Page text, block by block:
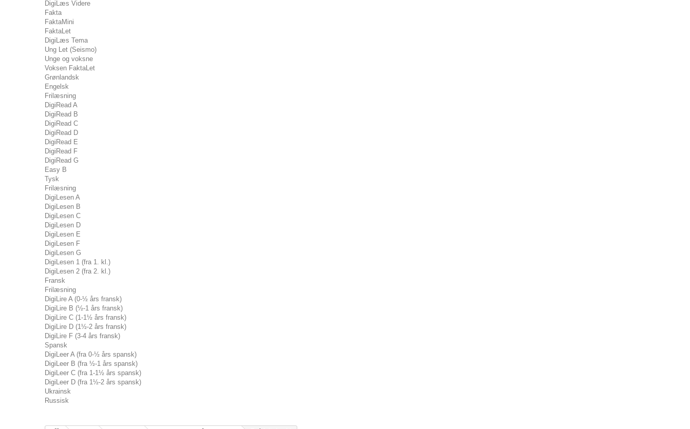
DigiLæs Videre
Fakta
FaktaMini
FaktaLet
DigiLæs Tema
Ung Let (Seismo)
Unge og voksne
Voksen FaktaLet
Grønlandsk
Engelsk
Frilæsning
DigiRead A
DigiRead B
DigiRead C
DigiRead D
DigiRead E
DigiRead F
DigiRead G
Easy B
Tysk
Frilæsning
DigiLesen A
DigiLesen B
DigiLesen C
DigiLesen D
DigiLesen E
DigiLesen F
DigiLesen G
DigiLesen 1 (fra 1. kl.)
DigiLesen 2 (fra 2. kl.)
Fransk
Frilæsning
DigiLire A (0-½ års fransk)
DigiLire B (½-1 års fransk)
DigiLire C (1-1½ års fransk)
DigiLire D (1½-2 års fransk)
DigiLire F (3-4 års fransk)
Spansk
DigiLeer A (fra 0-½ års spansk)
DigiLeer B (fra ½-1 års spansk)
DigiLeer C (fra 1-1½ års spansk)
DigiLeer D (fra 1½-2 års spansk)
Ukrainsk
Russisk